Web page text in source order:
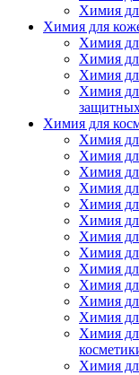
Химия
Химия для
Химия
Химия
Химия
Химия
Химия для
Химия
Химия
Химия
Химия
Химия
Химия
Химия
Химия
Химия
Химия
Химия
Химия
Химия
Химия